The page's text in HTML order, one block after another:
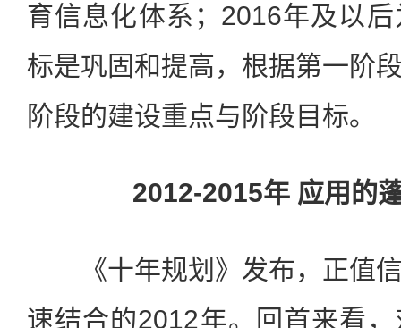
育信息化体系；2016年及以
标是巩固和提高，根据第一阶
阶段的建设重点与阶段目标。
2012-2015年 应用的
《十年规划》发布，正值信
速结合的2012年。回首来看